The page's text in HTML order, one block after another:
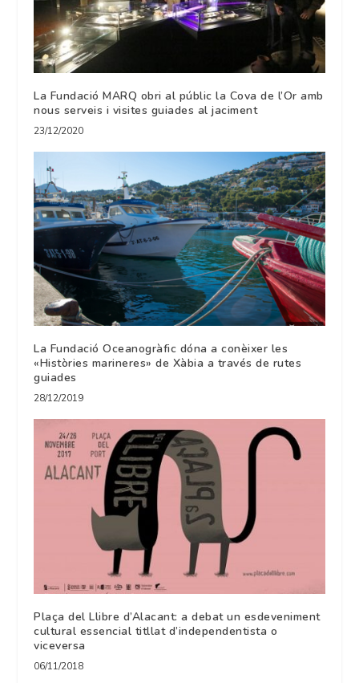
La Fundació MARQ obri al públic la Cova de l’Or amb
nous serveis i visites guiades al jaciment
23/12/2020
La Fundació Oceanogràfic dóna a conèixer les
«Històries marineres» de Xàbia a través de rutes
guiades
28/12/2019
Plaça del Llibre d’Alacant: a debat un esdeveniment
cultural essencial titllat d’independentista o
viceversa
06/11/2018